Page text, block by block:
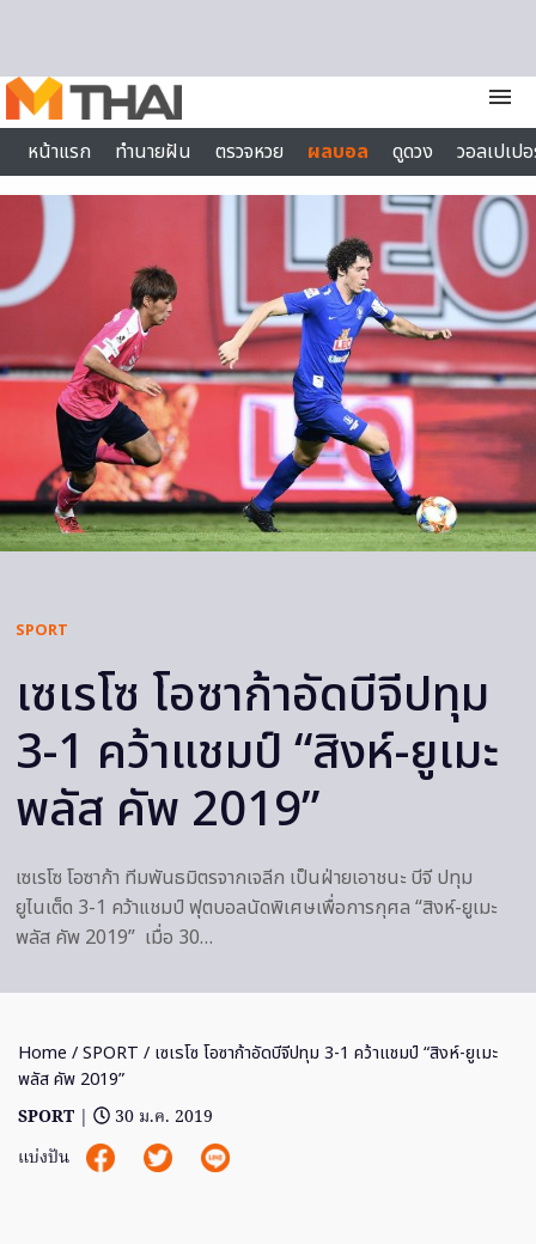
menu
หน้าแรก
ทำนายฝัน ตรวจหวย ผลบอล ดูดวง
วอลเปเป
ไลฟ์สไตล์
SPORT
เซเรโซ โอซาก้าอัดบีจีปทุม
3-1 คว้าแชมป์ “สิงห์-ยูเมะ
พลัส คัพ 2019”
เซเรโซ โอซาก้า ทีมพันธมิตรจากเจลีก เป็นฝ่ายเอาชนะ บีจี ปทุม
ยูไนเต็ด 3-1 คว้าแชมป์ ฟุตบอลนัดพิเศษเพื่อการกุศล “สิงห์-ยูเมะ
พลัส คัพ 2019” เมื่อ 30…
Home /SPORT / เซเรโซ โอซาก้าอัดบีจีปทุม 3-1 คว้าแชมป์ “สิงห์-ยูเมะ
พลัส คัพ 2019”
SPORT |
30 ม.ค. 2019
แบ่งปัน